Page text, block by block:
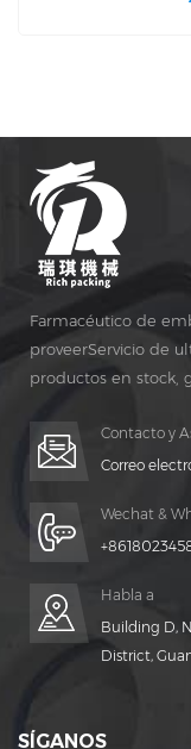
y mantenimiento
Farmacéutico de
proveerServicio de
productos en stock,
Contacto y
Correo
Wechat &
Habla a
Building D,
District,
SÍGANOS